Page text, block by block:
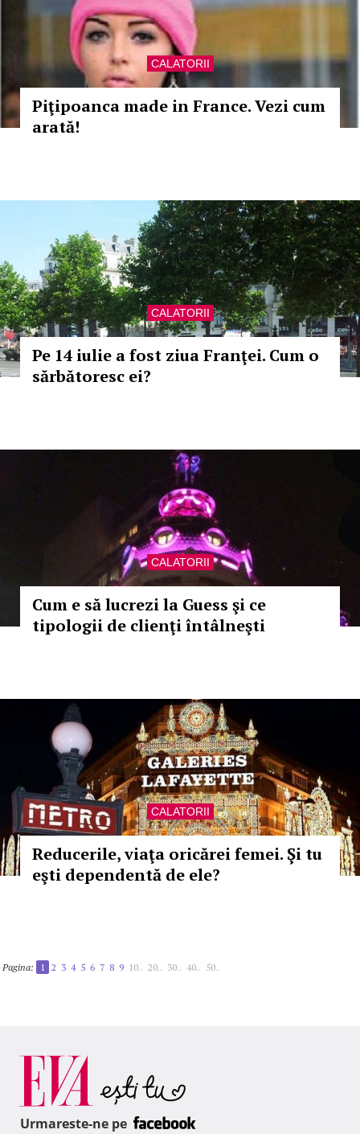
CALATORII
Piţipoanca made in France. Vezi cum
arată!
CALATORII
Pe 14 iulie a fost ziua Franţei. Cum o
sărbătoresc ei?
CALATORII
Cum e să lucrezi la Guess şi ce
tipologii de clienţi întâlneşti
CALATORII
Reducerile, viaţa oricărei femei. Şi tu
eşti dependentă de ele?
Pagina: 1 2 3 4 5 6 7 8 9 10.. 20.. 30.. 40.. 50..
Urmareste-ne pe